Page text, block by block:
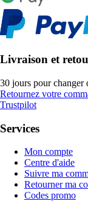
Livraison et
30 jours pour changer
Retournez votre
Trustpilot
Services
Mon compte
Centre d'aide
Suivre ma
Retourner ma
Codes promo